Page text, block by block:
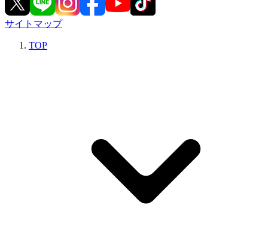
サイトマップ
TOP